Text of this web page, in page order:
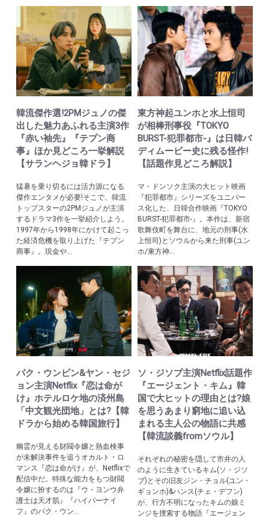
韓流傑作選!2PMジュノの傑
出した魅力あふれる主演3作
『赤い袖先』『テプン商
事』ほか見どころ一挙解説
【サランヘジョ韓ドラ】
猛暑を乗り切るには活力源になる
傑作エンタメが必要!そこで、韓流
トップスターの2PMジュノが主演
するドラマ3作を一挙紹介しよう。
1997年から1998年にかけて起こっ
た経済危機を取り上げた『テプン
商事』。現金や...
東方神起ユンホと水上恒司
が相棒刑事役『TOKYO
BURST-犯罪都市-』は日韓バ
ディムービー史に残る怪作!
【話題作見どころ解説】
マ・ドンソク主演の大ヒット映画
『犯罪都市』シリーズをユニバー
ス化した、日韓合作映画『TOKYO
BURST-犯罪都市-』。本作は、新宿
歌舞伎町を舞台に、地元の刑事(水
上恒司)とソウルから来た刑事(ユン
ホ/東方神...
パク・ウンビン&ヤン・セジ
ョン主演Netflix『恋は命が
け』ホテルロケ地の済州島
「中文観光団地」とは?【韓
ドラから始める韓国旅行】
幽霊が見える財閥令嬢と熱血検事
が未解決事件を追うオカルト・ロ
マンス『恋は命がけ』が、Netflixで
配信中だ。特殊な能力をもつ財閥
令嬢に扮するのは『ウ・ヨンウ弁
護士は天才肌』『ハイパーナイ
フ』のパク・ウン...
ソ・ジソブ主演Netflix話題作
『エージェント・キム』韓
国で大ヒットの理由とは?娘
を思うあまり窮地に追い込
まれる主人公の物語に共感
【韓流談義fromソウル】
それぞれの秘密を隠して市井の人
のように生きているキム(ソ・ジソ
ブ)とその旧友ジン・チョル(ユン・
ギョンホ)&ハンス(チェ・デフン)
が、行方不明になったキムの娘ミ
ンジを捜索する物語『エージェン